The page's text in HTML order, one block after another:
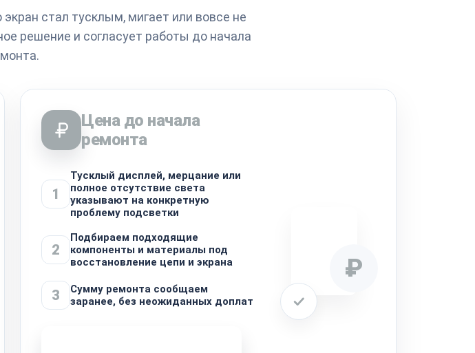
стал тусклым, мигает или вовсе не
решение и согласует работы до начала
Цена до начала
ремонта
1
Тусклый дисплей, мерцание или
полное отсутствие света
указывают на конкретную
проблему подсветки
2
Подбираем подходящие
компоненты и материалы под
восстановление цепи и экрана
3
Сумму ремонта сообщаем
заранее, без неожиданных доплат
₽